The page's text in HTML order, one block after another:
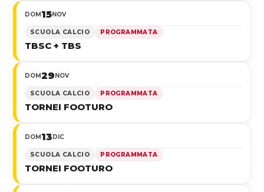
DOM15NOV
SCUOLA CALCIO PROGRAMMATA
TBSC + TBS
DOM29NOV
SCUOLA CALCIO PROGRAMMATA
TORNEI FOOTURO
DOM13DIC
SCUOLA CALCIO PROGRAMMATA
TORNEI FOOTURO